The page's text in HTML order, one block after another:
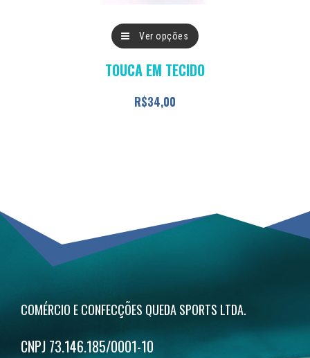
Ver opções
Este
tem
ser
do
produto
TOUCA EM TECIDO
R$34,00
COMÉRCIO E CONFECÇÕES QUEDA SPORTS LTDA.
CNPJ 73.146.185/0001-10